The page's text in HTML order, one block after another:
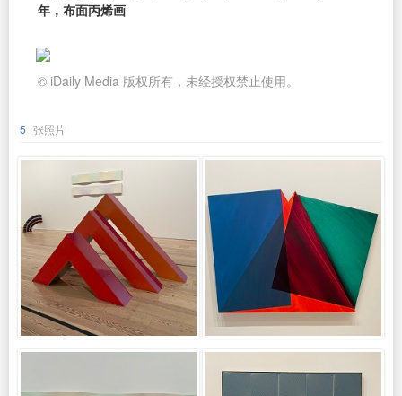
年，布面丙烯画
© iDaily Media 版权所有，未经授权禁止使用。
5 张照片